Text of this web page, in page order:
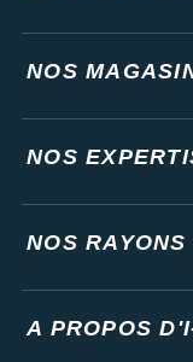
NOS
NOS
NOS RAYONS
A PROPOS